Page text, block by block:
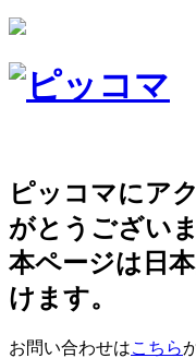
ピッコマにア
がとうございま
本ページは日
けます。
お問い合わせはこちら